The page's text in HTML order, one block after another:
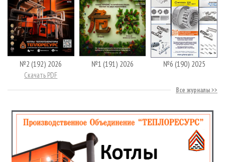
№2 (192) 2026
Скачать PDF
№1 (191) 2026 №6 (190) 2025
Все журналы